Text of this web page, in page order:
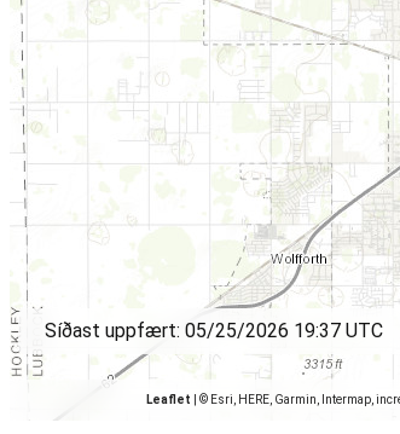
Leaflet © Esri, HERE, Garmin, Intermap,
Síðast uppfært: 05/25/2026 19:37 UTC